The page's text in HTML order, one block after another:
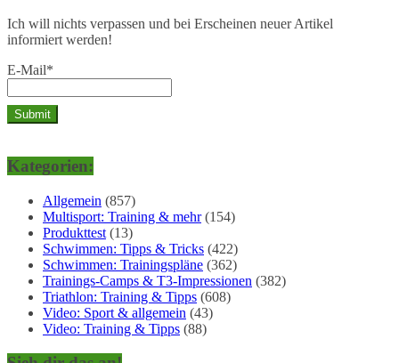
Ich will nichts verpassen und bei Erscheinen neuer Artikel
informiert werden!
E-Mail*
Kategorien:
Allgemein (857)
Multisport: Training & mehr(154)
Produkttest (13)
Schwimmen: Tipps & Tricks (422)
Schwimmen: Trainingspläne (362)
Trainings-Camps & T3-Impressionen (382)
Triathlon: Training & Tipps (608)
Video: Sport & allgemein (43)
Video: Training & Tipps (88)